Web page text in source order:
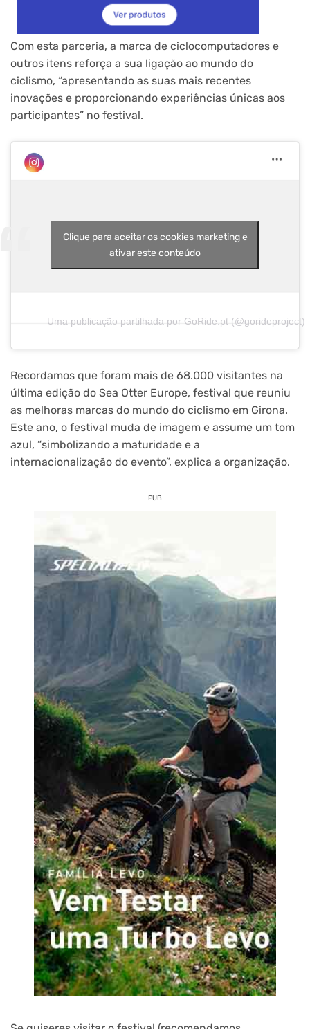
Com esta parceria, a marca de ciclocomputadores e
outros itens reforça a sua ligação ao mundo do
ciclismo, “apresentando as suas mais recentes
inovações e proporcionando experiências únicas aos
participantes” no festival.
Uma publicação partilhada por GoRide.pt (@gorideproject)
Clique para aceitar os cookies marketing e
ativar este conteúdo
Recordamos que foram mais de 68.000 visitantes na
última edição do Sea Otter Europe, festival que reuniu
as melhoras marcas do mundo do ciclismo em Girona.
Este ano, o festival muda de imagem e assume um tom
azul, “simbolizando a maturidade e a
internacionalização do evento”, explica a organização.
PUB